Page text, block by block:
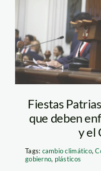
Fiestas
que deben
y el
Tags: cambio climático,
gobierno, plásticos